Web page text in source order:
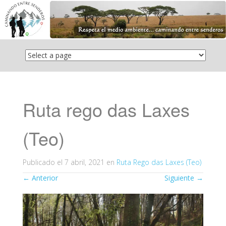
Saltar
contenido
Ruta rego das Laxes
(Teo)
Publicado el 7 abril, 2021 en Ruta Rego das Laxes (Teo)
← Anterior Siguiente →